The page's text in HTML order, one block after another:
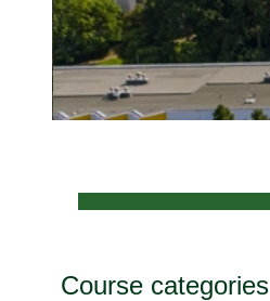
Course categories